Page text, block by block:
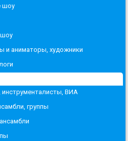
шоу
и аниматоры, художники
ВИА
группы